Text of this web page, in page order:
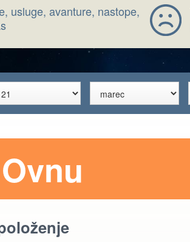
usluge, avanture, nastope,